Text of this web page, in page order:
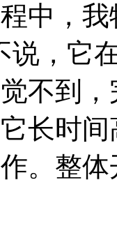
中，
说，它
不到
长时
。整